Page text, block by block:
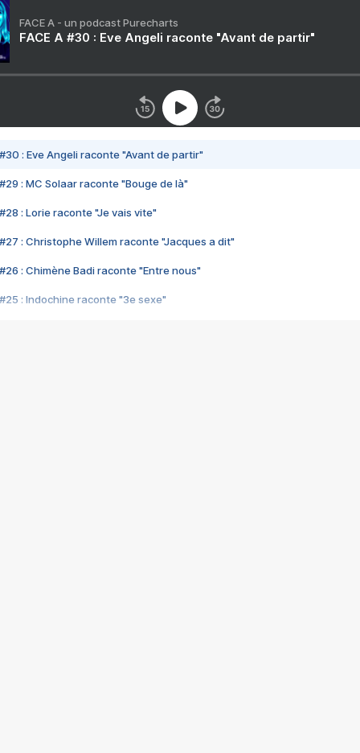
FACE A - un podcast Purecharts
FACE A #30 : Eve Angeli raconte "Avant de partir"
#30 : Eve Angeli raconte "Avant de partir"
#29 : MC Solaar raconte "Bouge de là"
#28 : Lorie raconte "Je vais vite"
#27 : Christophe Willem raconte "Jacques a dit"
#26 : Chimène Badi raconte "Entre nous"
#25 : Indochine raconte "3e sexe"